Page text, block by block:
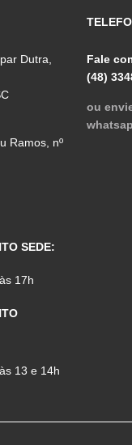
Dutra,
Ramos, nº
SEDE:
17h
13 e 14h
Fale
(48)
ou